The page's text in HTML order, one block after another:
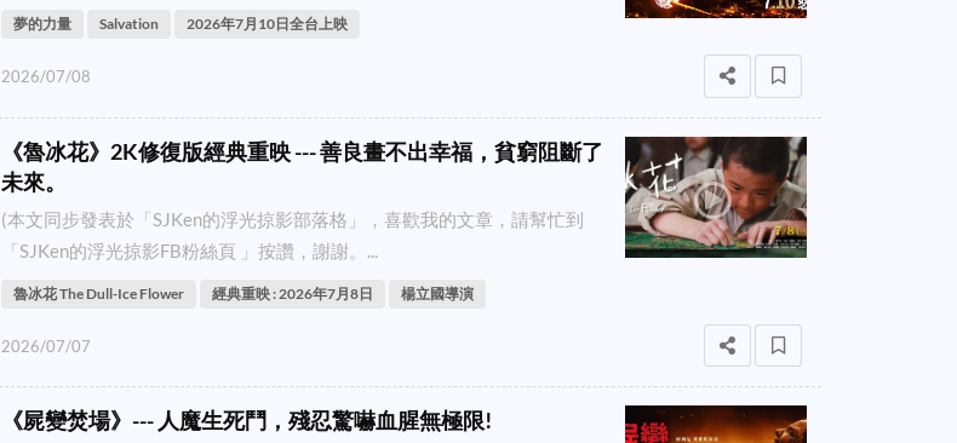
夢的力量 Salvation 2026年7月10日全台上映
2026/07/08
《魯冰花》2K修復版經典重映 --- 善良畫不出幸福，貧窮阻斷了
未來。
(本文同步發表於「SJKen的浮光掠影部落格」，喜歡我的文章，請幫忙到
「SJKen的浮光掠影FB粉絲頁 」按讚，謝謝。...
魯冰花 The Dull-Ice Flower 經典重映 : 2026年7月8日 楊立國導演
2026/07/07
《屍變焚場》--- 人魔生死鬥，殘忍驚嚇血腥無極限!